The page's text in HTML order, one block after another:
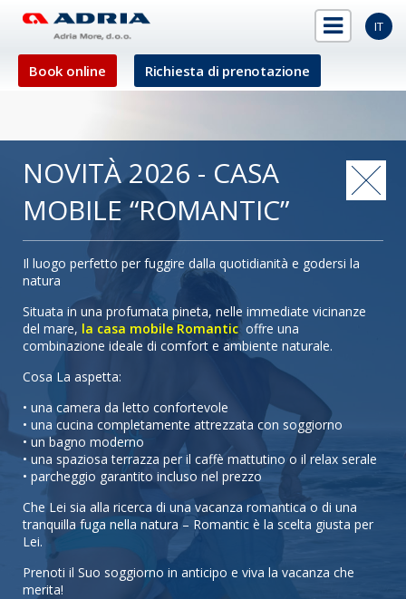
IT
Book online Richiesta di prenotazione
NOVITÀ 2026 - CASA
MOBILE “ROMANTIC”
Il luogo perfetto per fuggire dalla quotidianità e godersi la
natura
Situata in una profumata pineta, nelle immediate vicinanze
del mare, la casa mobile Romantic offre una
combinazione ideale di comfort e ambiente naturale.
Cosa La aspetta:
• una camera da letto confortevole
• una cucina completamente attrezzata con soggiorno
• un bagno moderno
• una spaziosa terrazza per il caffè mattutino o il relax serale
• parcheggio garantito incluso nel prezzo
Che Lei sia alla ricerca di una vacanza romantica o di una
tranquilla fuga nella natura – Romantic è la scelta giusta per
Lei.
Prenoti il Suo soggiorno in anticipo e viva la vacanza che
merita!